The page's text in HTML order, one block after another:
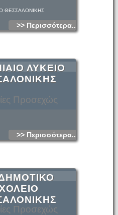
ΘΕΣΣΑΛΟΝΙΚΗΣ
>> Περισσότερα...
Προσεχώς
ΛΥΚΕΙΟ
>> Περισσότερα...
Προσεχώς